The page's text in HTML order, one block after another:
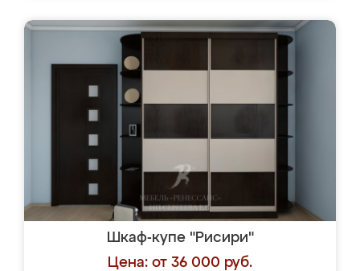
Шкаф-купе "Рисири"
Цена: от 36 000 руб.